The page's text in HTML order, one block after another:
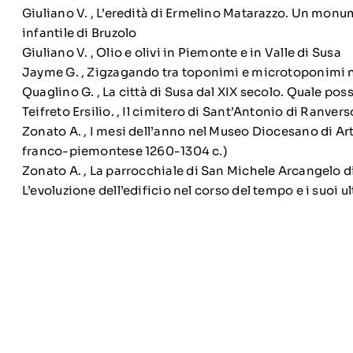
Giuliano V. , L’eredità di Ermelino Matarazzo. Un
infantile di Bruzolo
Giuliano V. , Olio e olivi in Piemonte e in Valle di Susa
Jayme G. , Zigzagando tra toponimi e microtoponimi
Quaglino G. , La città di Susa dal XIX secolo. Quale
Teifreto Ersilio. , Il cimitero di Sant’Antonio di
Zonato A. , I mesi dell’anno nel Museo Diocesano di
franco-piemontese 1260-1304 c.)
Zonato A. , La parrocchiale di San Michele Arcangelo
L’evoluzione dell’edificio nel corso del tempo e i suoi